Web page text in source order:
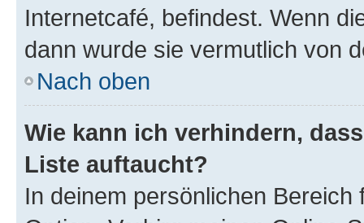
Internetcafé, befindest. Wenn
dann wurde sie vermutlich von
Nach oben
Wie kann ich verhindern,
Liste auftaucht?
In deinem persönlichen